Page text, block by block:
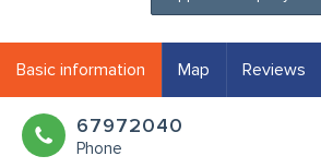
Basic information Map Reviews
67972040
Phone